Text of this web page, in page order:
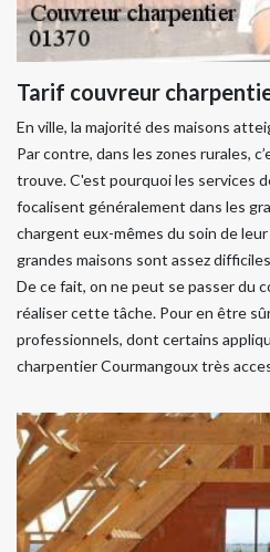
Tarif couvreur
En ville, la majorité des maisons
Par contre, dans les zones rurales,
trouve. C'est pourquoi les services
focalisent généralement dans les
chargent eux-mêmes du soin de
grandes maisons sont assez
De ce fait, on ne peut se passer du
réaliser cette tâche. Pour en être
professionnels, dont certains
charpentier Courmangoux très